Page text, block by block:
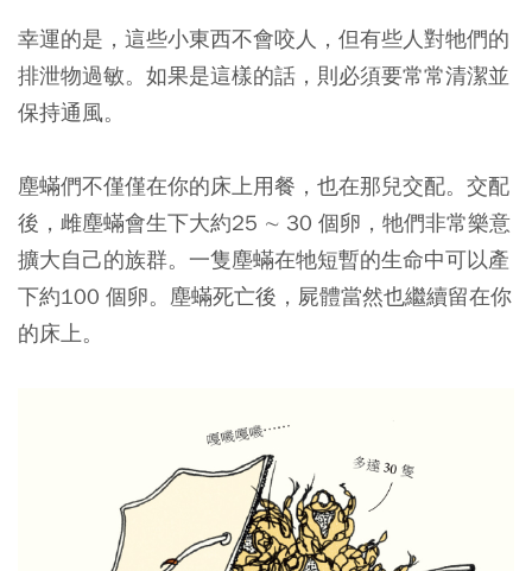
幸運的是，這些小東西不會咬人，但有些人對牠們的
排泄物過敏。如果是這樣的話，則必須要常常清潔並
保持通風。
塵蟎們不僅僅在你的床上用餐，也在那兒交配。交配
後，雌塵蟎會生下大約25 ∼ 30 個卵，牠們非常樂意
擴大自己的族群。一隻塵蟎在牠短暫的生命中可以產
下約100 個卵。塵蟎死亡後，屍體當然也繼續留在你
的床上。